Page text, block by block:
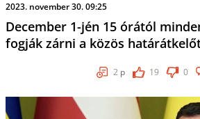
2023. november 30. 09:25
December 1-jén 15 órától
fogják zárni a közös
2 p 19 0